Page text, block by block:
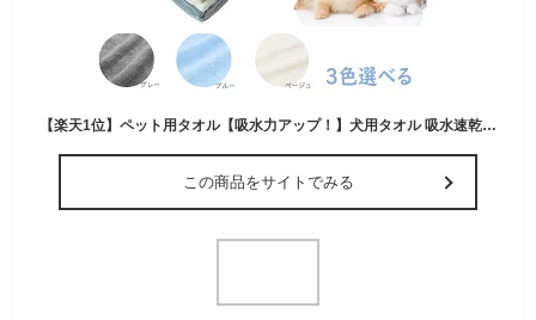
【楽天1位】ペット用タオル【吸水力アップ！】犬用タオル 吸水速乾 マイクロファイバー 吸水タオル バスタオル 体拭きタオル 色選択可【あす楽対応】
この商品をサイトでみる